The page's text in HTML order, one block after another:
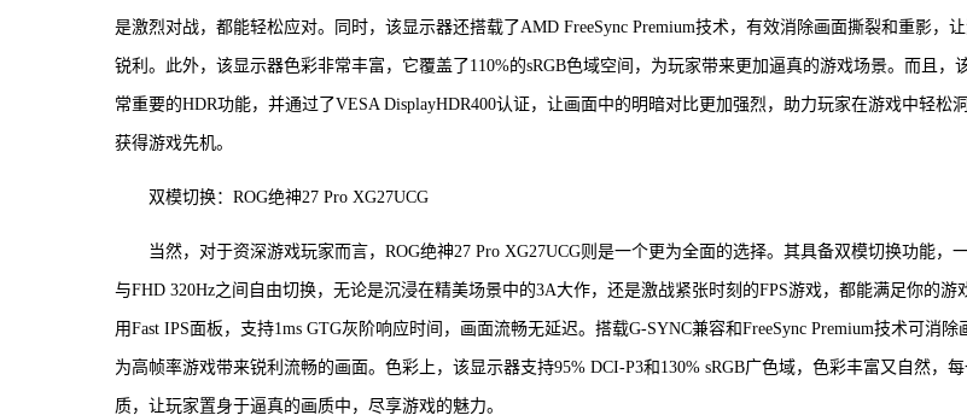
是激烈对战，都能轻松应对。同时，该显示器还搭载了AMD FreeSync Premium技术，有效消除画面撕裂和重影，
锐利。此外，该显示器色彩非常丰富，它覆盖了110%的sRGB色域空间，为玩家带来更加逼真的游戏场景。而且，
常重要的HDR功能，并通过了VESA DisplayHDR400认证，让画面中的明暗对比更加强烈，助力玩家在游戏中轻松
获得游戏先机。
双模切换：ROG绝神27 Pro XG27UCG
当然，对于资深游戏玩家而言，ROG绝神27 Pro XG27UCG则是一个更为全面的选择。其具备双模切换功能，
与FHD 320Hz之间自由切换，无论是沉浸在精美场景中的3A大作，还是激战紧张时刻的FPS游戏，都能满足你的游
用Fast IPS面板，支持1ms GTG灰阶响应时间，画面流畅无延迟。搭载G-SYNC兼容和FreeSync Premium技术可消除
为高帧率游戏带来锐利流畅的画面。色彩上，该显示器支持95% DCI-P3和130% sRGB广色域，色彩丰富又自然，
质，让玩家置身于逼真的画质中，尽享游戏的魅力。